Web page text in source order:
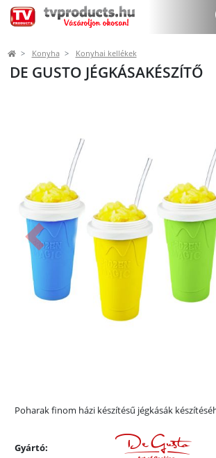
Konyha Konyhai kellékek
DE GUSTO JÉGKÁSAKÉSZÍTŐ
Előző
Poharak finom házi készítésű jégkásák
Gyártó: